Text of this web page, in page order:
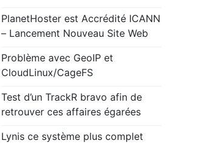
PlanetHoster est Accrédité ICANN
– Lancement Nouveau Site Web
Problème avec GeoIP et
CloudLinux/CageFS
Test d’un TrackR bravo afin de
retrouver ces affaires égarées
Lynis ce système plus complet